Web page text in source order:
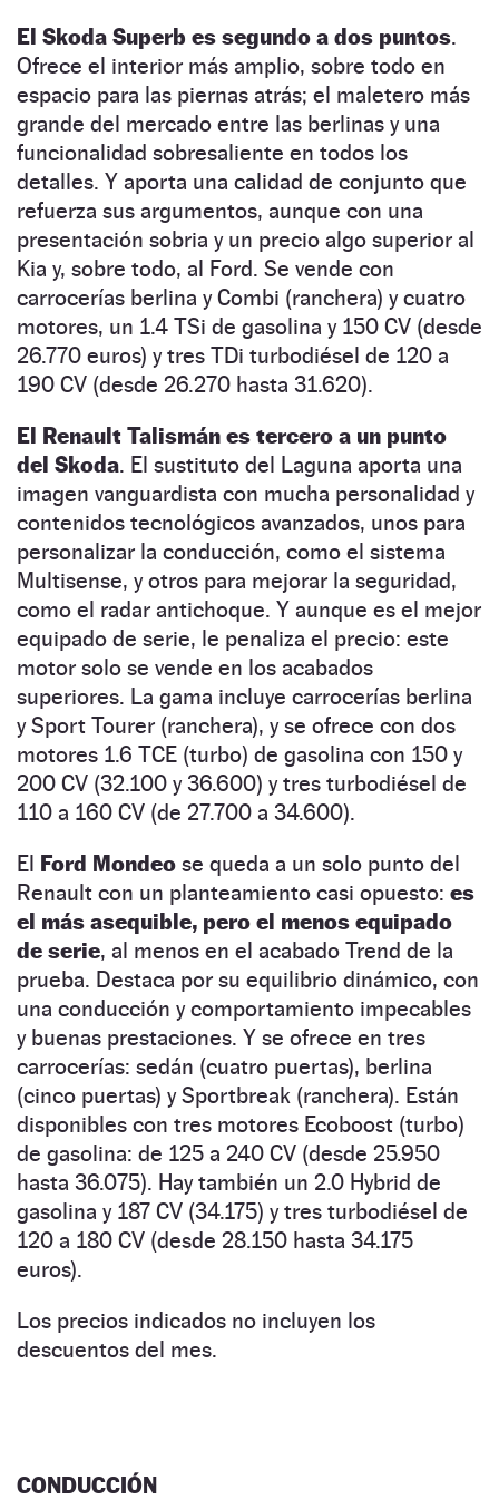
El Skoda Superb es segundo a dos puntos.
Ofrece el interior más amplio, sobre todo en
espacio para las piernas atrás; el maletero más
grande del mercado entre las berlinas y una
funcionalidad sobresaliente en todos los
detalles. Y aporta una calidad de conjunto que
refuerza sus argumentos, aunque con una
presentación sobria y un precio algo superior al
Kia y, sobre todo, al Ford. Se vende con
carrocerías berlina y Combi (ranchera) y cuatro
motores, un 1.4 TSi de gasolina y 150 CV (desde
26.770 euros) y tres TDi turbodiésel de 120 a
190 CV (desde 26.270 hasta 31.620).
El Renault Talismán es tercero a un punto
del Skoda. El sustituto del Laguna aporta una
imagen vanguardista con mucha personalidad y
contenidos tecnológicos avanzados, unos para
personalizar la conducción, como el sistema
Multisense, y otros para mejorar la seguridad,
como el radar antichoque. Y aunque es el mejor
equipado de serie, le penaliza el precio: este
motor solo se vende en los acabados
superiores. La gama incluye carrocerías berlina
y Sport Tourer (ranchera), y se ofrece con dos
motores 1.6 TCE (turbo) de gasolina con 150 y
200 CV (32.100 y 36.600) y tres turbodiésel de
110 a 160 CV (de 27.700 a 34.600).
El Ford Mondeo se queda a un solo punto del
Renault con un planteamiento casi opuesto: es
el más asequible, pero el menos equipado
de serie, al menos en el acabado Trend de la
prueba. Destaca por su equilibrio dinámico, con
una conducción y comportamiento impecables
y buenas prestaciones. Y se ofrece en tres
carrocerías: sedán (cuatro puertas), berlina
(cinco puertas) y Sportbreak (ranchera). Están
disponibles con tres motores Ecoboost (turbo)
de gasolina: de 125 a 240 CV (desde 25.950
hasta 36.075). Hay también un 2.0 Hybrid de
gasolina y 187 CV (34.175) y tres turbodiésel de
120 a 180 CV (desde 28.150 hasta 34.175
euros).
Los precios indicados no incluyen los
descuentos del mes.
CONDUCCIÓN